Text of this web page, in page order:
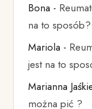
Bona -
na to sposób?
Mariola -
jest na to
Marianna
można pić ?